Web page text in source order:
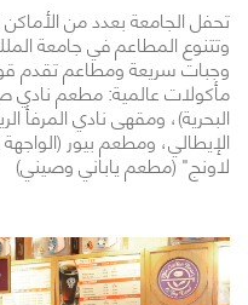
تحفل الجامعة بعدد من الأماكن
وتتنوع المطاعم في جامعة
وجبات سريعة ومطاعم تقدم
مأكولات عالمية: مطعم نادي
البحرية)، ومقهى نادي المرفأ
الإيطالي، ومطعم بيور
لاونج" (مطعم ياباني وصيني)